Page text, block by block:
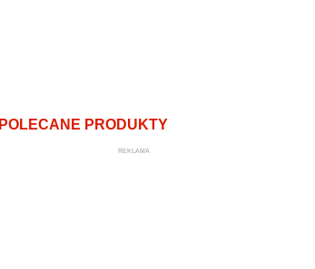
POLECANE PRODUKTY
REKLAMA